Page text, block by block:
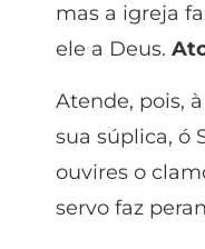
mas a igreja
ele a Deus.
Atende, pois,
sua súplica, ó
ouvires o
servo faz